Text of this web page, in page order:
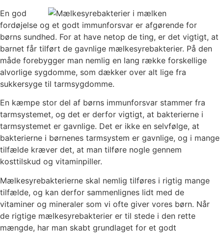
En god
fordøjelse og et godt immunforsvar er afgørende for
børns sundhed. For at have netop de ting, er det vigtigt, at
barnet får tilført de gavnlige mælkesyrebakterier. På den
måde forebygger man nemlig en lang række forskellige
alvorlige sygdomme, som dækker over alt lige fra
sukkersyge til tarmsygdomme.
En kæmpe stor del af børns immunforsvar stammer fra
tarmsystemet, og det er derfor vigtigt, at bakterierne i
tarmsystemet er gavnlige. Det er ikke en selvfølge, at
bakterierne i børnenes tarmsystem er gavnlige, og i mange
tilfælde kræver det, at man tilføre nogle gennem
kosttilskud og vitaminpiller.
Mælkesyrebakterierne skal nemlig tilføres i rigtig mange
tilfælde, og kan derfor sammenlignes lidt med de
vitaminer og mineraler som vi ofte giver vores børn. Når
de rigtige mælkesyrebakterier er til stede i den rette
mængde, har man skabt grundlaget for et godt